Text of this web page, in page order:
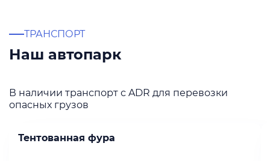
ТРАНСПОРТ
Наш автопарк
В наличии транспорт с ADR для перевозки
опасных грузов
Тентованная фура